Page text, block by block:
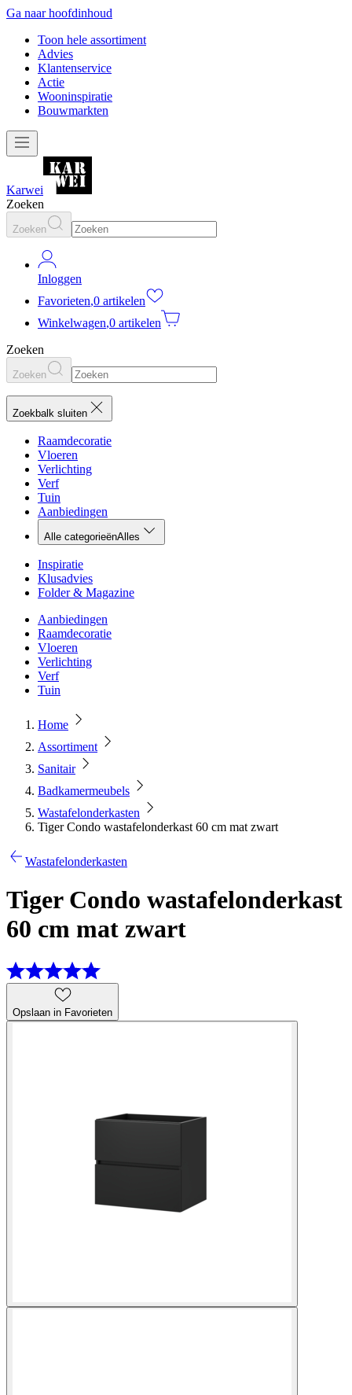
Ga naar hoofdinhoud
Toon hele assortiment
Advies
Klantenservice
Actie
Wooninspiratie
Bouwmarkten
Karwei
Zoeken
Zoeken
Inloggen
Favorieten,0 artikelen
Winkelwagen,0 artikelen
Zoeken
Zoeken
Zoekbalk sluiten
Raamdecoratie
Vloeren
Verlichting
Verf
Tuin
Aanbiedingen
Alle categorieënAlles
Inspiratie
Klusadvies
Folder & Magazine
Aanbiedingen
Raamdecoratie
Vloeren
Verlichting
Verf
Tuin
Home
Assortiment
Sanitair
Badkamermeubels
Wastafelonderkasten
Tiger Condo wastafelonderkast 60 cm mat zwart
Wastafelonderkasten
Tiger Condo wastafelonderkast
60 cm mat zwart
Opslaan in Favorieten